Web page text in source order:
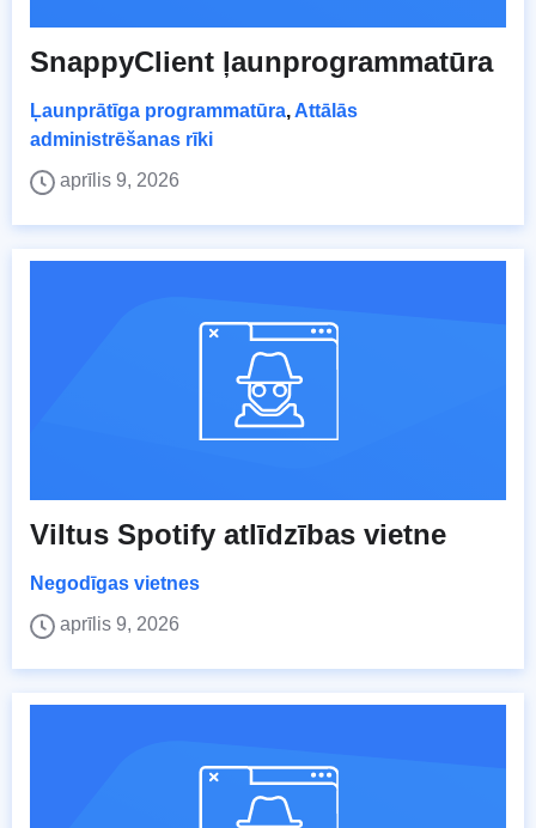
SnappyClient ļaunprogrammatūra
Ļaunprātīga programmatūra,Attālās
administrēšanas rīki
aprīlis 9, 2026
Viltus Spotify atlīdzības vietne
Negodīgas vietnes
aprīlis 9, 2026